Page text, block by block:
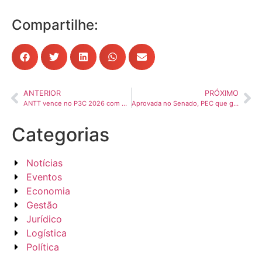
Compartilhe:
ANTERIOR
ANTT vence no P3C 2026 com dois dos principais prêmios e consolida liderança nacional em gestão pública e sustentabilidade na infraestrutura
PRÓXIMO
Aprovada no Senado, PEC que garante locais de descanso para motoristas segue para a Câmara dos Deputados
Categorias
Notícias
Eventos
Economia
Gestão
Jurídico
Logística
Política